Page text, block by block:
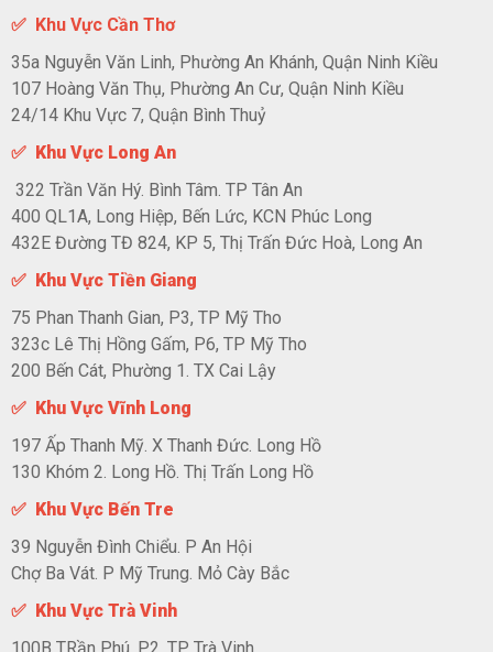
✅ Khu Vực Cần Thơ
35a Nguyễn Văn Linh, Phường An Khánh, Quận Ninh Kiều
107 Hoàng Văn Thụ, Phường An Cư, Quận Ninh Kiều
24/14 Khu Vực 7, Quận Bình Thuỷ
✅ Khu Vực Long An
322 Trần Văn Hý. Bình Tâm. TP Tân An
400 QL1A, Long Hiệp, Bến Lức, KCN Phúc Long
432E Đường TĐ 824, KP 5, Thị Trấn Đức Hoà, Long An
✅ Khu Vực Tiền Giang
75 Phan Thanh Gian, P3, TP Mỹ Tho
323c Lê Thị Hồng Gấm, P6, TP Mỹ Tho
200 Bến Cát, Phường 1. TX Cai Lậy
✅ Khu Vực Vĩnh Long
197 Ấp Thanh Mỹ. X Thanh Đức. Long Hồ
130 Khóm 2. Long Hồ. Thị Trấn Long Hồ
✅ Khu Vực Bến Tre
39 Nguyễn Đình Chiểu. P An Hội
Chợ Ba Vát. P Mỹ Trung. Mỏ Cày Bắc
✅ Khu Vực Trà Vinh